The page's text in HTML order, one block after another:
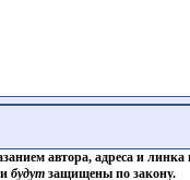
автора, адреса и
будут защищены по закону.